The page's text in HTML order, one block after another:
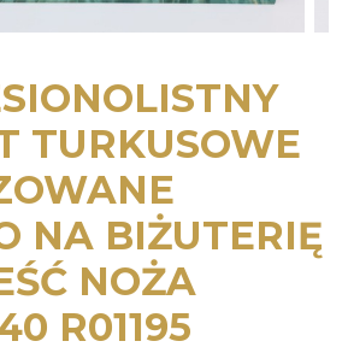
TURKUSOWE
NA BIŻUTERIĘ
NOŻA
R01195